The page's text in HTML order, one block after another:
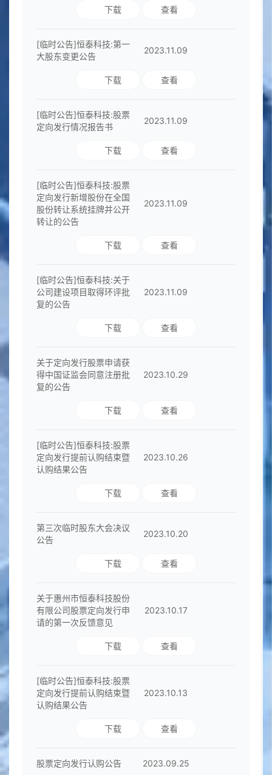
下载 查看
[临时公告]恒泰科技:第一
大股东变更公告
2023.11.09
下载 查看
[临时公告]恒泰科技:股票
定向发行情况报告书
2023.11.09
下载 查看
[临时公告]恒泰科技:股票
定向发行新增股份在全国
股份转让系统挂牌并公开
转让的公告
2023.11.09
下载 查看
[临时公告]恒泰科技:关于
公司建设项目取得环评批
复的公告
2023.11.09
下载 查看
关于定向发行股票申请获
得中国证监会同意注册批
复的公告
2023.10.29
下载 查看
[临时公告]恒泰科技:股票
定向发行提前认购结束暨
认购结果公告
2023.10.26
下载 查看
第三次临时股东大会决议
公告
2023.10.20
下载 查看
关于惠州市恒泰科技股份
有限公司股票定向发行申
请的第一次反馈意见
2023.10.17
下载 查看
[临时公告]恒泰科技:股票
定向发行提前认购结束暨
认购结果公告
2023.10.13
下载 查看
股票定向发行认购公告 2023.09.25